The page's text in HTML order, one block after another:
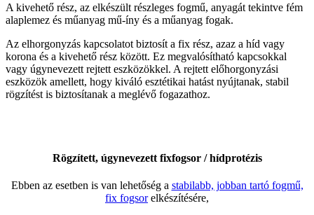
A kivehető rész, az elkészült részleges fogmű, anyagát tekintve fém
alaplemez és műanyag mű-íny és a műanyag fogak.
Az elhorgonyzás kapcsolatot biztosít a fix rész, azaz a híd vagy
korona és a kivehető rész között. Ez megvalósítható kapcsokkal
vagy úgynevezett rejtett eszközökkel. A rejtett előhorgonyzási
eszközök amellett, hogy kiváló esztétikai hatást nyújtanak, stabil
rögzítést is biztosítanak a meglévő fogazathoz.
Rögzített, úgynevezett fixfogsor / hídprotézis
Ebben az esetben is van lehetőség a stabilabb, jobban tartó fogmű,
fix fogsorelkészítésére,